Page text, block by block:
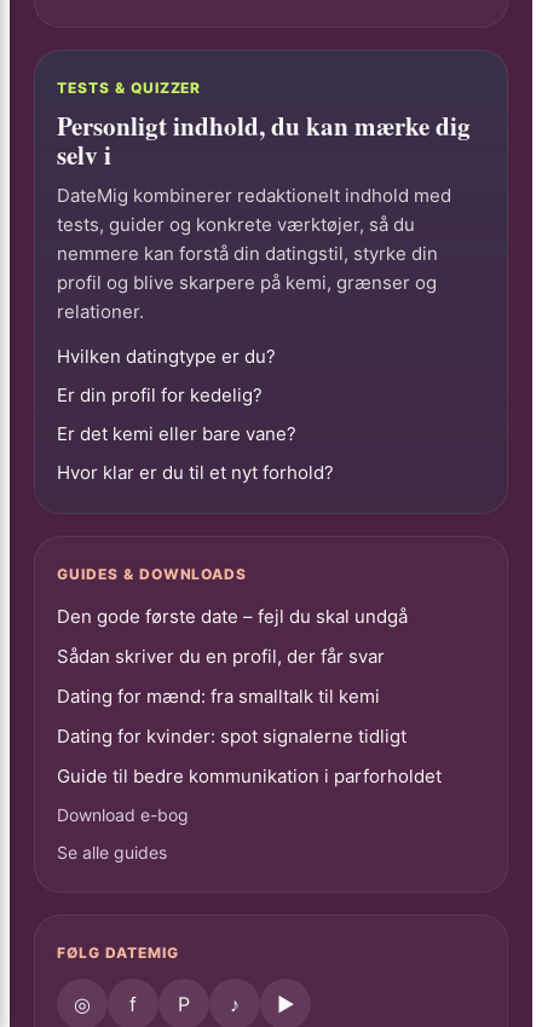
TESTS & QUIZZER
Personligt indhold, du kan mærke dig
selv i
DateMig kombinerer redaktionelt indhold med
tests, guider og konkrete værktøjer, så du
nemmere kan forstå din datingstil, styrke din
profil og blive skarpere på kemi, grænser og
relationer.
Hvilken datingtype er du?
Er din profil for kedelig?
Er det kemi eller bare vane?
Hvor klar er du til et nyt forhold?
GUIDES & DOWNLOADS
Den gode første date – fejl du skal undgå
Sådan skriver du en profil, der får svar
Dating for mænd: fra smalltalk til kemi
Dating for kvinder: spot signalerne tidligt
Guide til bedre kommunikation i parforholdet
Download e-bog
Se alle guides
FØLG DATEMIG
◎ f P ♪ ▶